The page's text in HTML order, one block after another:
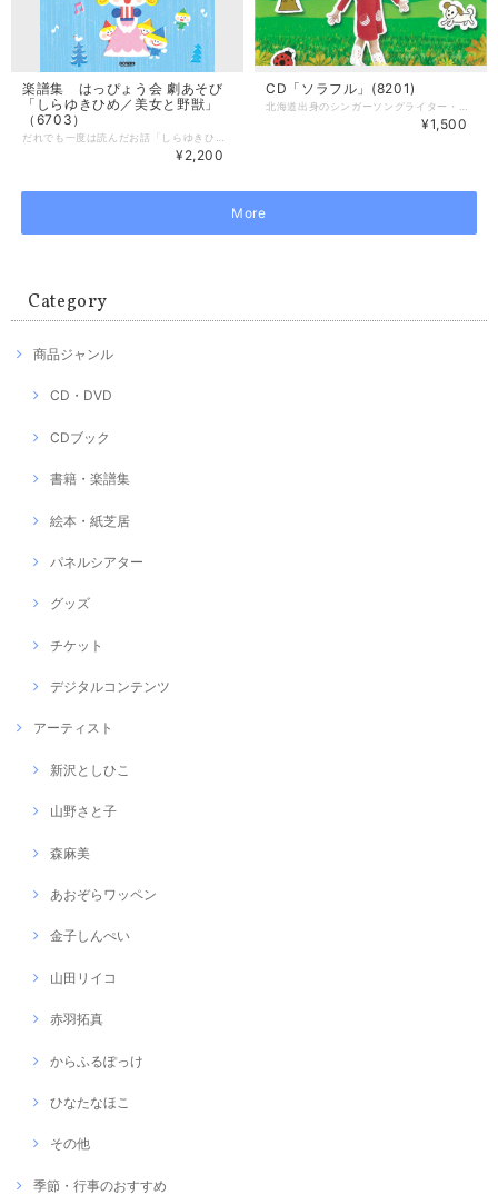
楽譜集 はっぴょう会 劇あそび
「しらゆきひめ／美女と野獣」
（6703）
¥2,200
CD「ソラフル」(8201)
¥1,500
More
Category
商品ジャンル
CD・DVD
CDブック
書籍・楽譜集
絵本・紙芝居
パネルシアター
グッズ
チケット
デジタルコンテンツ
アーティスト
新沢としひこ
山野さと子
森麻美
あおぞらワッペン
金子しんぺい
山田リイコ
赤羽拓真
からふるぽっけ
ひなたなほこ
その他
季節・行事のおすすめ